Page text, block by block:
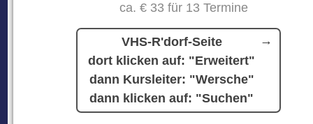
ca. € 33 für 13 Termine
VHS-R'dorf-Seite
dort klicken auf: "Erweitert"
dann Kursleiter: "Wersche"
dann klicken auf: "Suchen"